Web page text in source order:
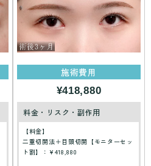
施術費用
¥418,880
料金・リスク・副作用
【料金】
二重切開法＋目頭切開【モニターセッ
ト割】：¥418,880